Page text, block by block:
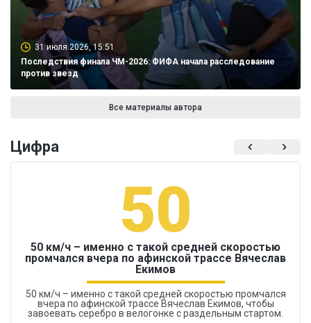
31 июля 2026, 15:51
Последствия финала ЧМ-2026: ФИФА начала расследование
против звезд
Все материалы автора
Цифра
50
50 км/ч – именно с такой средней скоростью
промчался вчера по афинской трассе Вячеслав
Екимов
50 км/ч – именно с такой средней скоростью промчался
вчера по афинской трассе Вячеслав Екимов, чтобы
завоевать серебро в велогонке с раздельным стартом.